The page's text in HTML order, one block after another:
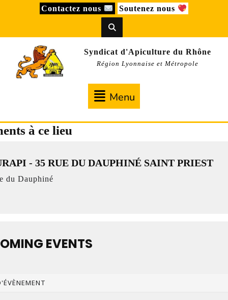
Contactez nous Soutenez nous
Syndicat d'Apiculture du Rhône
Région Lyonnaise et Métropole
Menu
à ce lieu
- 35 RUE DU DAUPHINÉ SAINT PRIEST
du Dauphiné
EVENTS